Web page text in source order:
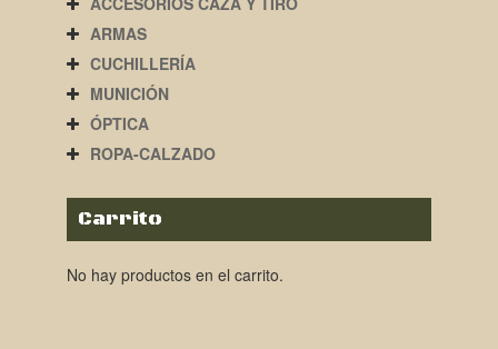
ARMAS
CUCHILLERÍA
MUNICIÓN
ÓPTICA
ROPA-CALZADO
Carrito
No hay productos en el carrito.